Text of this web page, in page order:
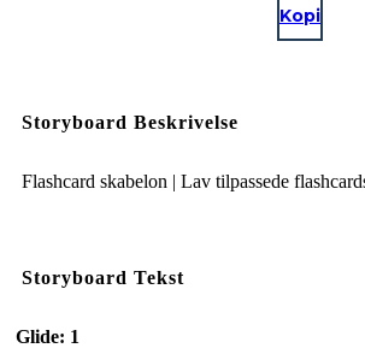
Kopi
Storyboard Beskrivelse
Flashcard skabelon | Lav tilpassede
Storyboard Tekst
Glide: 1